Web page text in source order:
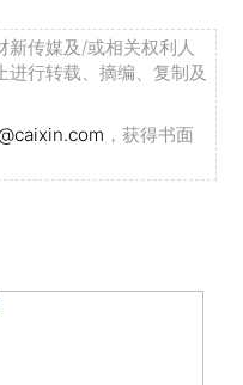
新传媒及/或相关权利人
行转载、摘编、复制及
，获得书面